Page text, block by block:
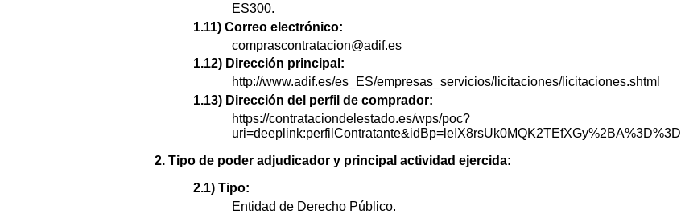
ES300.
1.11) Correo electrónico:
comprascontratacion@adif.es
1.12) Dirección principal:
http://www.adif.es/es_ES/empresas_servicios/licitaciones/licitaciones.shtml
1.13) Dirección del perfil de comprador:
https://contrataciondelestado.es/wps/poc?
uri=deeplink:perfilContratante&idBp=leIX8rsUk0MQK2TEfXGy%2BA%3D%3D
2. Tipo de poder adjudicador y principal actividad ejercida:
2.1) Tipo:
Entidad de Derecho Público.